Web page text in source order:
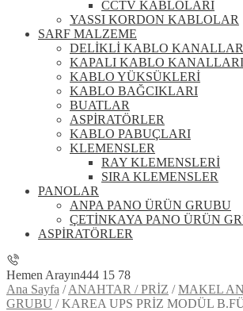
CCTV KABLOLARI
YASSI KORDON KABLOLAR
SARF MALZEME
DELİKLİ KABLO
KAPALI KABLO KANALLARI
KABLO YÜKSÜKLERİ
KABLO BAĞCIKLARI
BUATLAR
ASPİRATÖRLER
KABLO PABUÇLARI
KLEMENSLER
RAY KLEMENSLERİ
SIRA KLEMENSLER
PANOLAR
ANPA PANO ÜRÜN GRUBU
ÇETİNKAYA PANO ÜRÜN
ASPİRATÖRLER
Hemen Arayın444 15 78
Ana Sayfa /ANAHTAR / PRİZ /MAKEL
GRUBU /KAREA UPS PRİZ MODÜL